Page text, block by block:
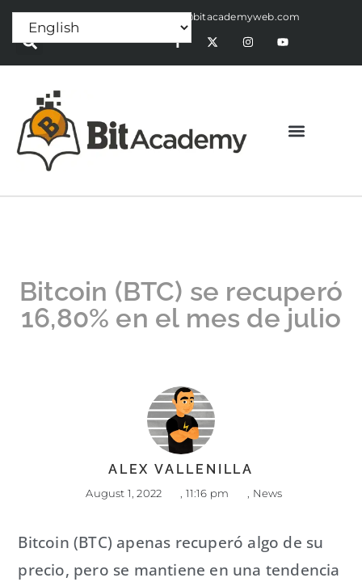
Press Release:alex@bitacademyweb.com
Bitcoin (BTC) se recuperó
16,80% en el mes de julio
ALEX VALLENILLA
August 1, 2022 11:16 pm News
Bitcoin (BTC) apenas recuperó algo de su
precio, pero se mantiene en una tendencia